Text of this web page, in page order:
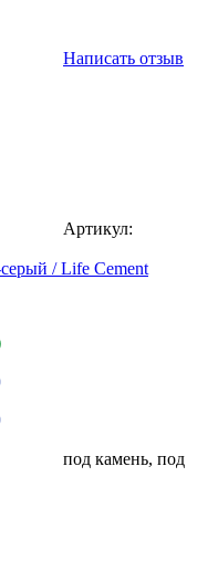
Написать отзыв
Артикул:
/ Life Cement
под камень, под